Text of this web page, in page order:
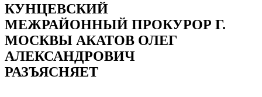
КУНЦЕВСКИЙ
МЕЖРАЙОННЫЙ ПРОКУРОР Г.
МОСКВЫ АКАТОВ ОЛЕГ
АЛЕКСАНДРОВИЧ
РАЗЪЯСНЯЕТ